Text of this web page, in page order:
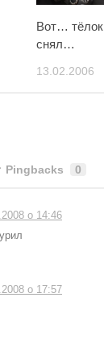
Вот… тёлок
снял…
13.02.2006
Pingbacks 0
о 14:46
о 17:57